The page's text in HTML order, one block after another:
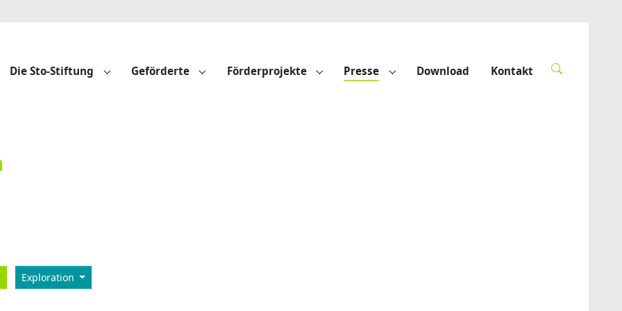
Die Sto-Stiftung Submenu for "Die Sto-Stiftung"
Geförderte Submenu for "Geförderte"
Förderprojekte Submenu for "Förderprojekte"
Presse Submenu for "Presse"
Download Kontakt
Exploration